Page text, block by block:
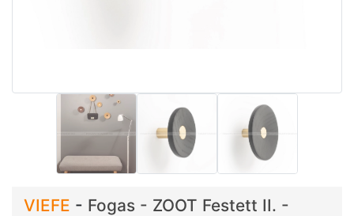
VIEFE - Fogas - ZOOT Festett II. -